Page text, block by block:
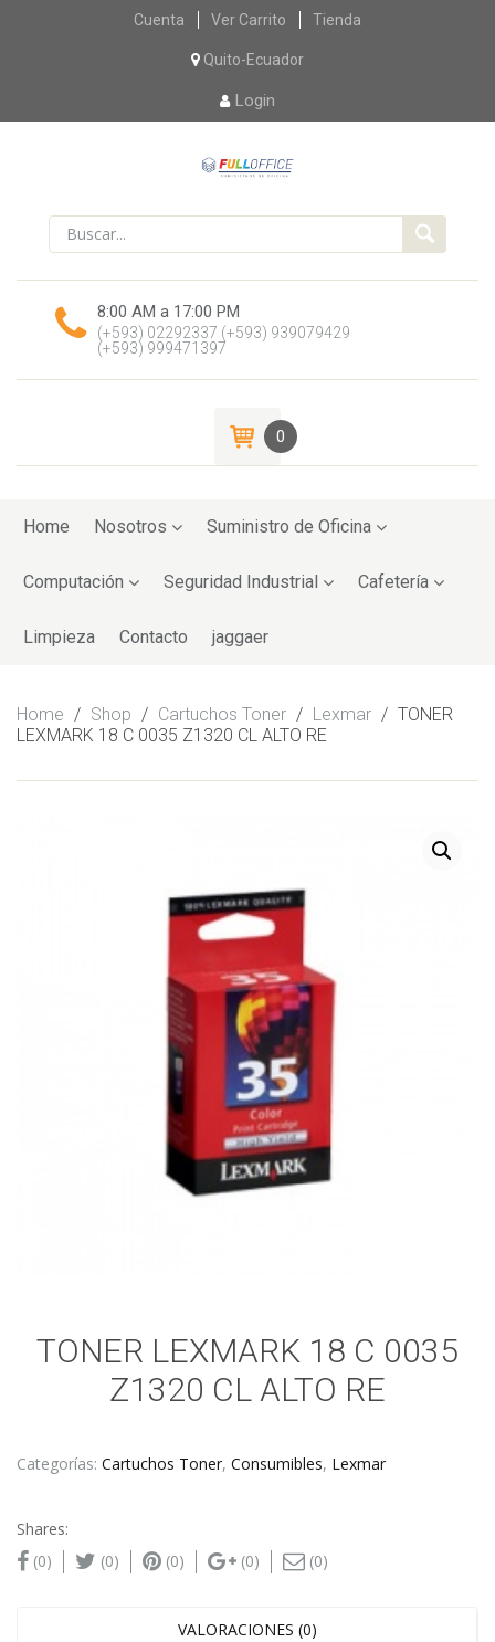
Skip
content
Cuenta Ver Carrito Tienda
Quito-Ecuador
Login
8:00 AM a 17:00 PM
(+593) 02292337 (+593) 939079429
(+593) 999471397
0
toHome Nosotros Suministro de Oficina
Computación Seguridad Industrial Cafetería
Limpieza Contacto jaggaer
Home / Shop / Cartuchos Toner / Lexmar / TONER
LEXMARK 18 C 0035 Z1320 CL ALTO RE
TONER LEXMARK 18 C 0035
Z1320 CL ALTO RE
Categorías: Cartuchos Toner, Consumibles, Lexmar
Shares:
(0)
(0) (0) (0) (0)
VALORACIONES (0)